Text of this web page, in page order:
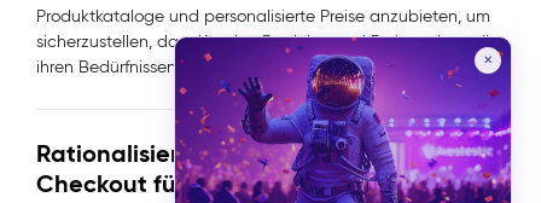
Produktkataloge und personalisierte Preise anzubieten, um
sicherzustellen, dass Kunden Produkte und Preise sehen, die
ihren Bedürfnissen entsprechen.
Rationalisierter, individualisierter
Checkout für komplexe
✕